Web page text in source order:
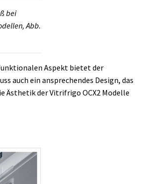
bei
Abb.
Aspekt bietet der
auch ein ansprechendes Design, das
Ästhetik der Vitrifrigo OCX2 Modelle